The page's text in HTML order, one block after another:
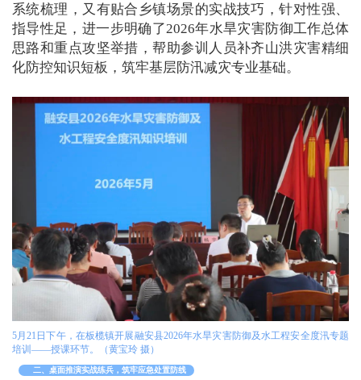
系统梳理，又有贴合乡镇场景的实战技巧，针对性强、
指导性足，进一步明确了2026年水旱灾害防御工作总体
思路和重点攻坚举措，帮助参训人员补齐山洪灾害精细
化防控知识短板，筑牢基层防汛减灾专业基础。
5月21日下午，在板榄镇开展融安县2026年水旱灾害防御及水工程安全度汛专题
培训——授课环节。（黄宝玲 摄）
二、桌面推演实战练兵，筑牢应急处置防线